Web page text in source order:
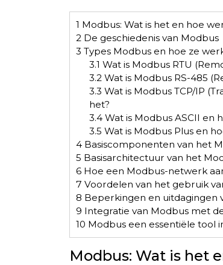
1 Modbus: Wat is het en hoe
2De geschiedenis van Modbus
3 Types Modbus en hoe ze
3.1 Wat is Modbus RTU
3.2 Wat is Modbus RS-485
3.3 Wat is Modbus TCP/IP
het?
3.4 Wat is Modbus ASCII en
3.5 Wat is Modbus Plus en
4Basiscomponenten van het
5 Basisarchitectuur van het
6Hoe een Modbus-netwerk
7 Voordelen van het gebruik
8 Beperkingen en uitdagingen
9 Integratie van Modbus met
10 Modbus een essentiële tool
Modbus: Wat is het